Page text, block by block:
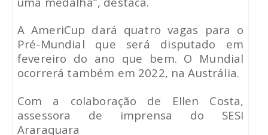
A AmeriCup dará quatro vagas para o
Pré-Mundial que será disputado em
fevereiro do ano que bem. O Mundial
ocorrerá também em 2022, na Austrália.
Com a colaboração de Ellen Costa,
assessora de imprensa do SESI
Araraquara